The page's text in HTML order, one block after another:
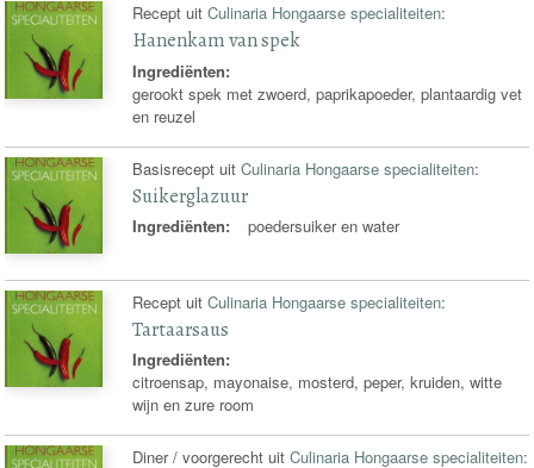
Recept uitCulinaria Hongaarse specialiteiten:
Hanenkam van spek
Ingrediënten:
gerookt spek met zwoerd, paprikapoeder, plantaardig vet
en reuzel
Basisrecept uitCulinaria Hongaarse specialiteiten:
Suikerglazuur
Ingrediënten: poedersuiker en water
Recept uitCulinaria Hongaarse specialiteiten:
Tartaarsaus
Ingrediënten:
citroensap, mayonaise, mosterd, peper, kruiden, witte
wijn en zure room
Diner / voorgerecht uitCulinaria Hongaarse specialiteiten: